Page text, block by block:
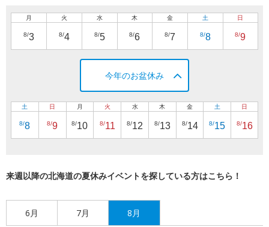
月
8/3
火
8/4
水
8/5
木
8/6
金
8/7
土
8/8
日
8/9
今年のお盆休み
土
8/8
日
8/9
月
8/10
火
8/11
水
8/12
木
8/13
金
8/14
土
8/15
日
8/16
来週以降の北海道の夏休みイベントを探している方はこちら！
6月 7月 8月